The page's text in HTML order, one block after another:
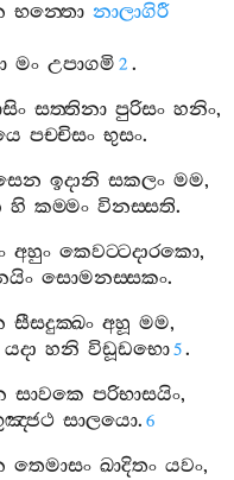
භන‍්තො නාලාගිරී
මං උපාගමි 2 .
සත‍්තිනා පුරිසං හනිං,
පච‍්චිසං භුසං.
ඉදානි සකලං මම,
හි කම‍්මං විනස‍්සති.
අහුං කෙවට‍්ටදාරකො,
සොමනස‍්සකං.
සීසදුක‍්ඛං අහූ මම,
යදා හනි විඩූඩභො5.
සාවකෙ පරිභාසයිං,
සාලයො. 6
තෙමාසං ඛාදිතං යවං,